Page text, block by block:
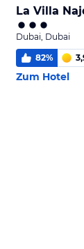
La Villa
Dubai, Dubai
82%
Zum Hotel